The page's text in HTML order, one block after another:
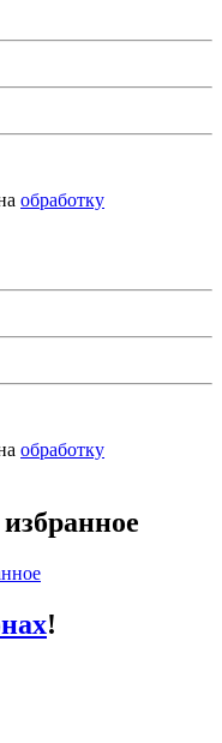
обработку
обработку
!